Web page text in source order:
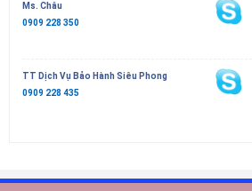
Ms. Châu
0909 228 350
TT Dịch Vụ Bảo Hành Siêu Phong
0909 228 435